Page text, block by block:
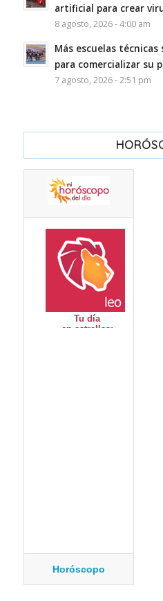
artificial para crear
8 agosto, 2026 - 4:00 am
Más escuelas técnicas
para comercializar su
7 agosto, 2026 - 2:51 pm
Horóscopo